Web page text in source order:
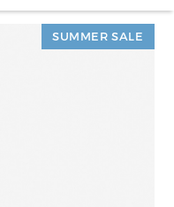
検索
SUMMER SALE